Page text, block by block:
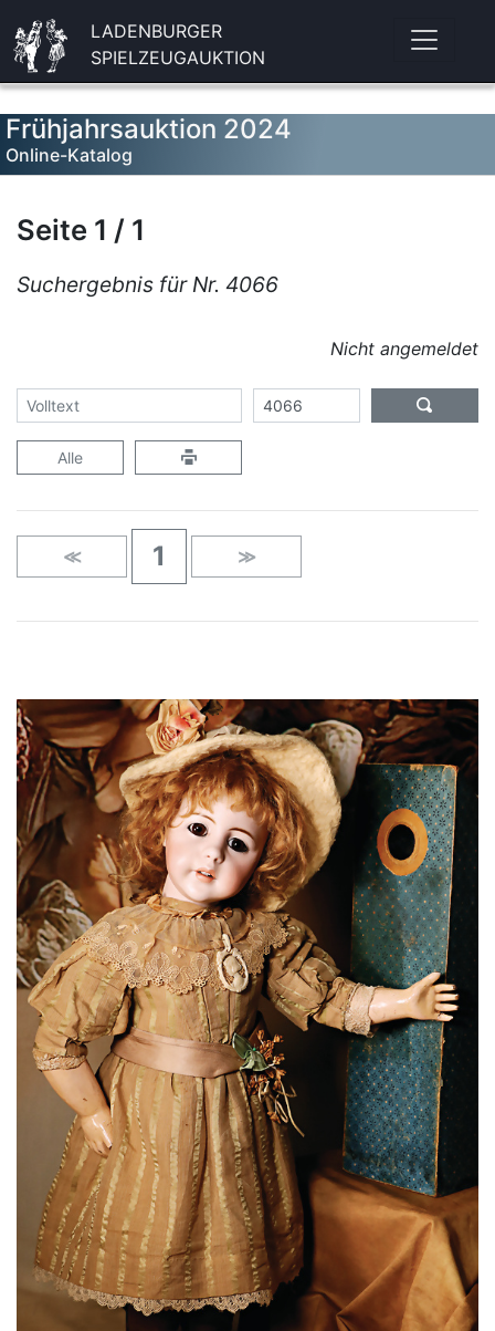
LADENBURGER
SPIELZEUGAUKTION
Frühjahrsauktion 2024
Online-Katalog
Seite 1 / 1
Suchergebnis für Nr. 4066
Nicht angemeldet
Alle
≪ 1 ≫